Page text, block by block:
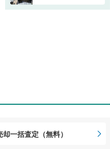
一括査定（無料）